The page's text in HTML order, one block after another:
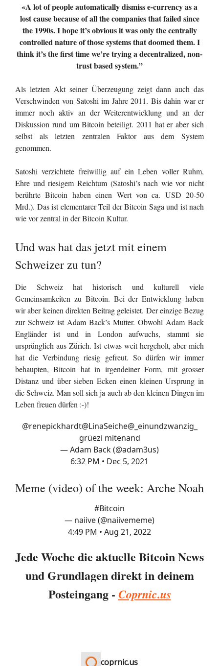
«A lot of people automatically dismiss e-currency as a
lost cause because of all the companies that failed since
the 1990s. I hope it’s obvious it was only the centrally
controlled nature of those systems that doomed them. I
think it’s the first time we’re trying a decentralized, non-
trust based system.”
Als letzten Akt seiner Überzeugung zeigt dann auch das
Verschwinden von Satoshi im Jahre 2011. Bis dahin war er
immer noch aktiv an der Weiterentwicklung und an der
Diskussion rund um Bitcoin beteiligt. 2011 hat er aber sich
selbst als letzten zentralen Faktor aus dem System
genommen.
Satoshi verzichtete freiwillig auf ein Leben voller Ruhm,
Ehre und riesigem Reichtum (Satoshi’s nach wie vor nicht
berührte Bitcoin haben einen Wert von ca. USD 20-50
Mrd.). Das ist elementarer Teil der Bitcoin Saga und ist nach
wie vor zentral in der Bitcoin Kultur.
Und was hat das jetzt mit einem
Schweizer zu tun?
Die Schweiz hat historisch und kulturell viele
Gemeinsamkeiten zu Bitcoin. Bei der Entwicklung haben
wir aber keinen direkten Beitrag geleistet. Der einzige Bezug
zur Schweiz ist Adam Back’s Mutter. Obwohl Adam Back
Engländer ist und in London aufwuchs, stammt sie
ursprünglich aus Zürich. Ist etwas weit hergeholt, aber mich
hat die Verbindung riesig gefreut. So dürfen wir immer
behaupten, Bitcoin hat in irgendeiner Form, mit grosser
Distanz und über sieben Ecken einen kleinen Ursprung in
die Schweiz. Man soll sich ja auch ab den kleinen Dingen im
Leben freuen dürfen :-)!
@renepickhardt@LinaSeiche@_einundzwanzig_
grüezi mitenand
— Adam Back (@adam3us)
6:32 PM • Dec 5, 2021
Meme (video) of the week: Arche Noah
#Bitcoin
— naiive (@naiivememe)
4:49 PM • Aug 21, 2022
Jede Woche die aktuelle Bitcoin News
und Grundlagen direkt in deinem
Posteingang - Coprnic.us
coprnic.us